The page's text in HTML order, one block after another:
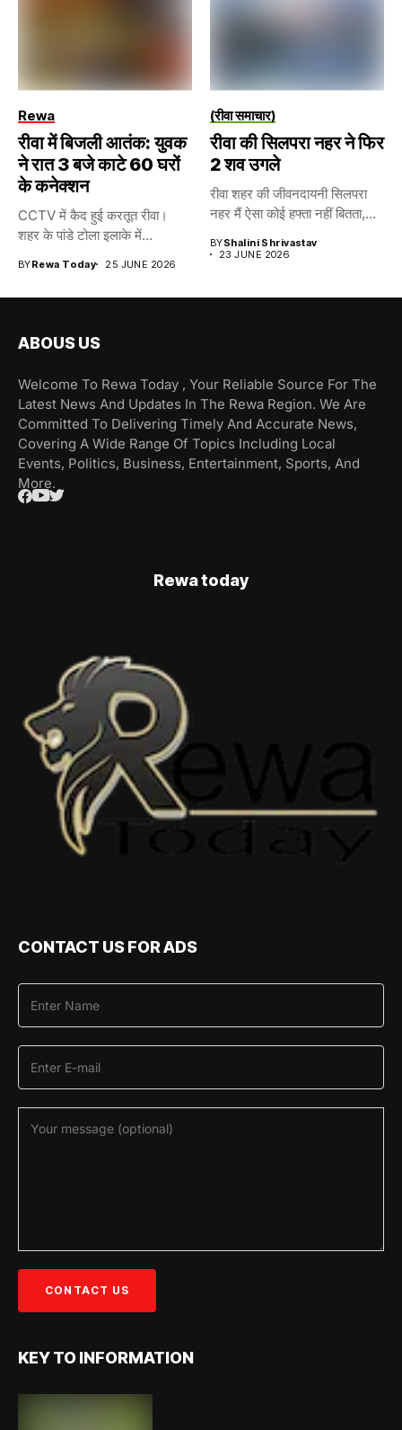
Rewa
रीवा में बिजली आतंक: युवक
ने रात 3 बजे काटे 60 घरों
के कनेक्शन
CCTV में कैद हुई करतूत रीवा।
शहर के पांडे टोला इलाके में...
BYRewa Today 25 JUNE 2026
(रीवा समाचार)
रीवा की सिलपरा नहर ने फिर
2 शव उगले
रीवा शहर की जीवनदायनी सिलपरा
नहर मैं ऐसा कोई हफ्ता नहीं बितता,...
BYShalini Shrivastav
23 JUNE 2026
ABOUS US
Welcome To Rewa Today , Your Reliable Source For The
Latest News And Updates In The Rewa Region. We Are
Committed To Delivering Timely And Accurate News,
Covering A Wide Range Of Topics Including Local
Events, Politics, Business, Entertainment, Sports, And
More.
Rewa today
CONTACT US FOR ADS
KEY TO INFORMATION